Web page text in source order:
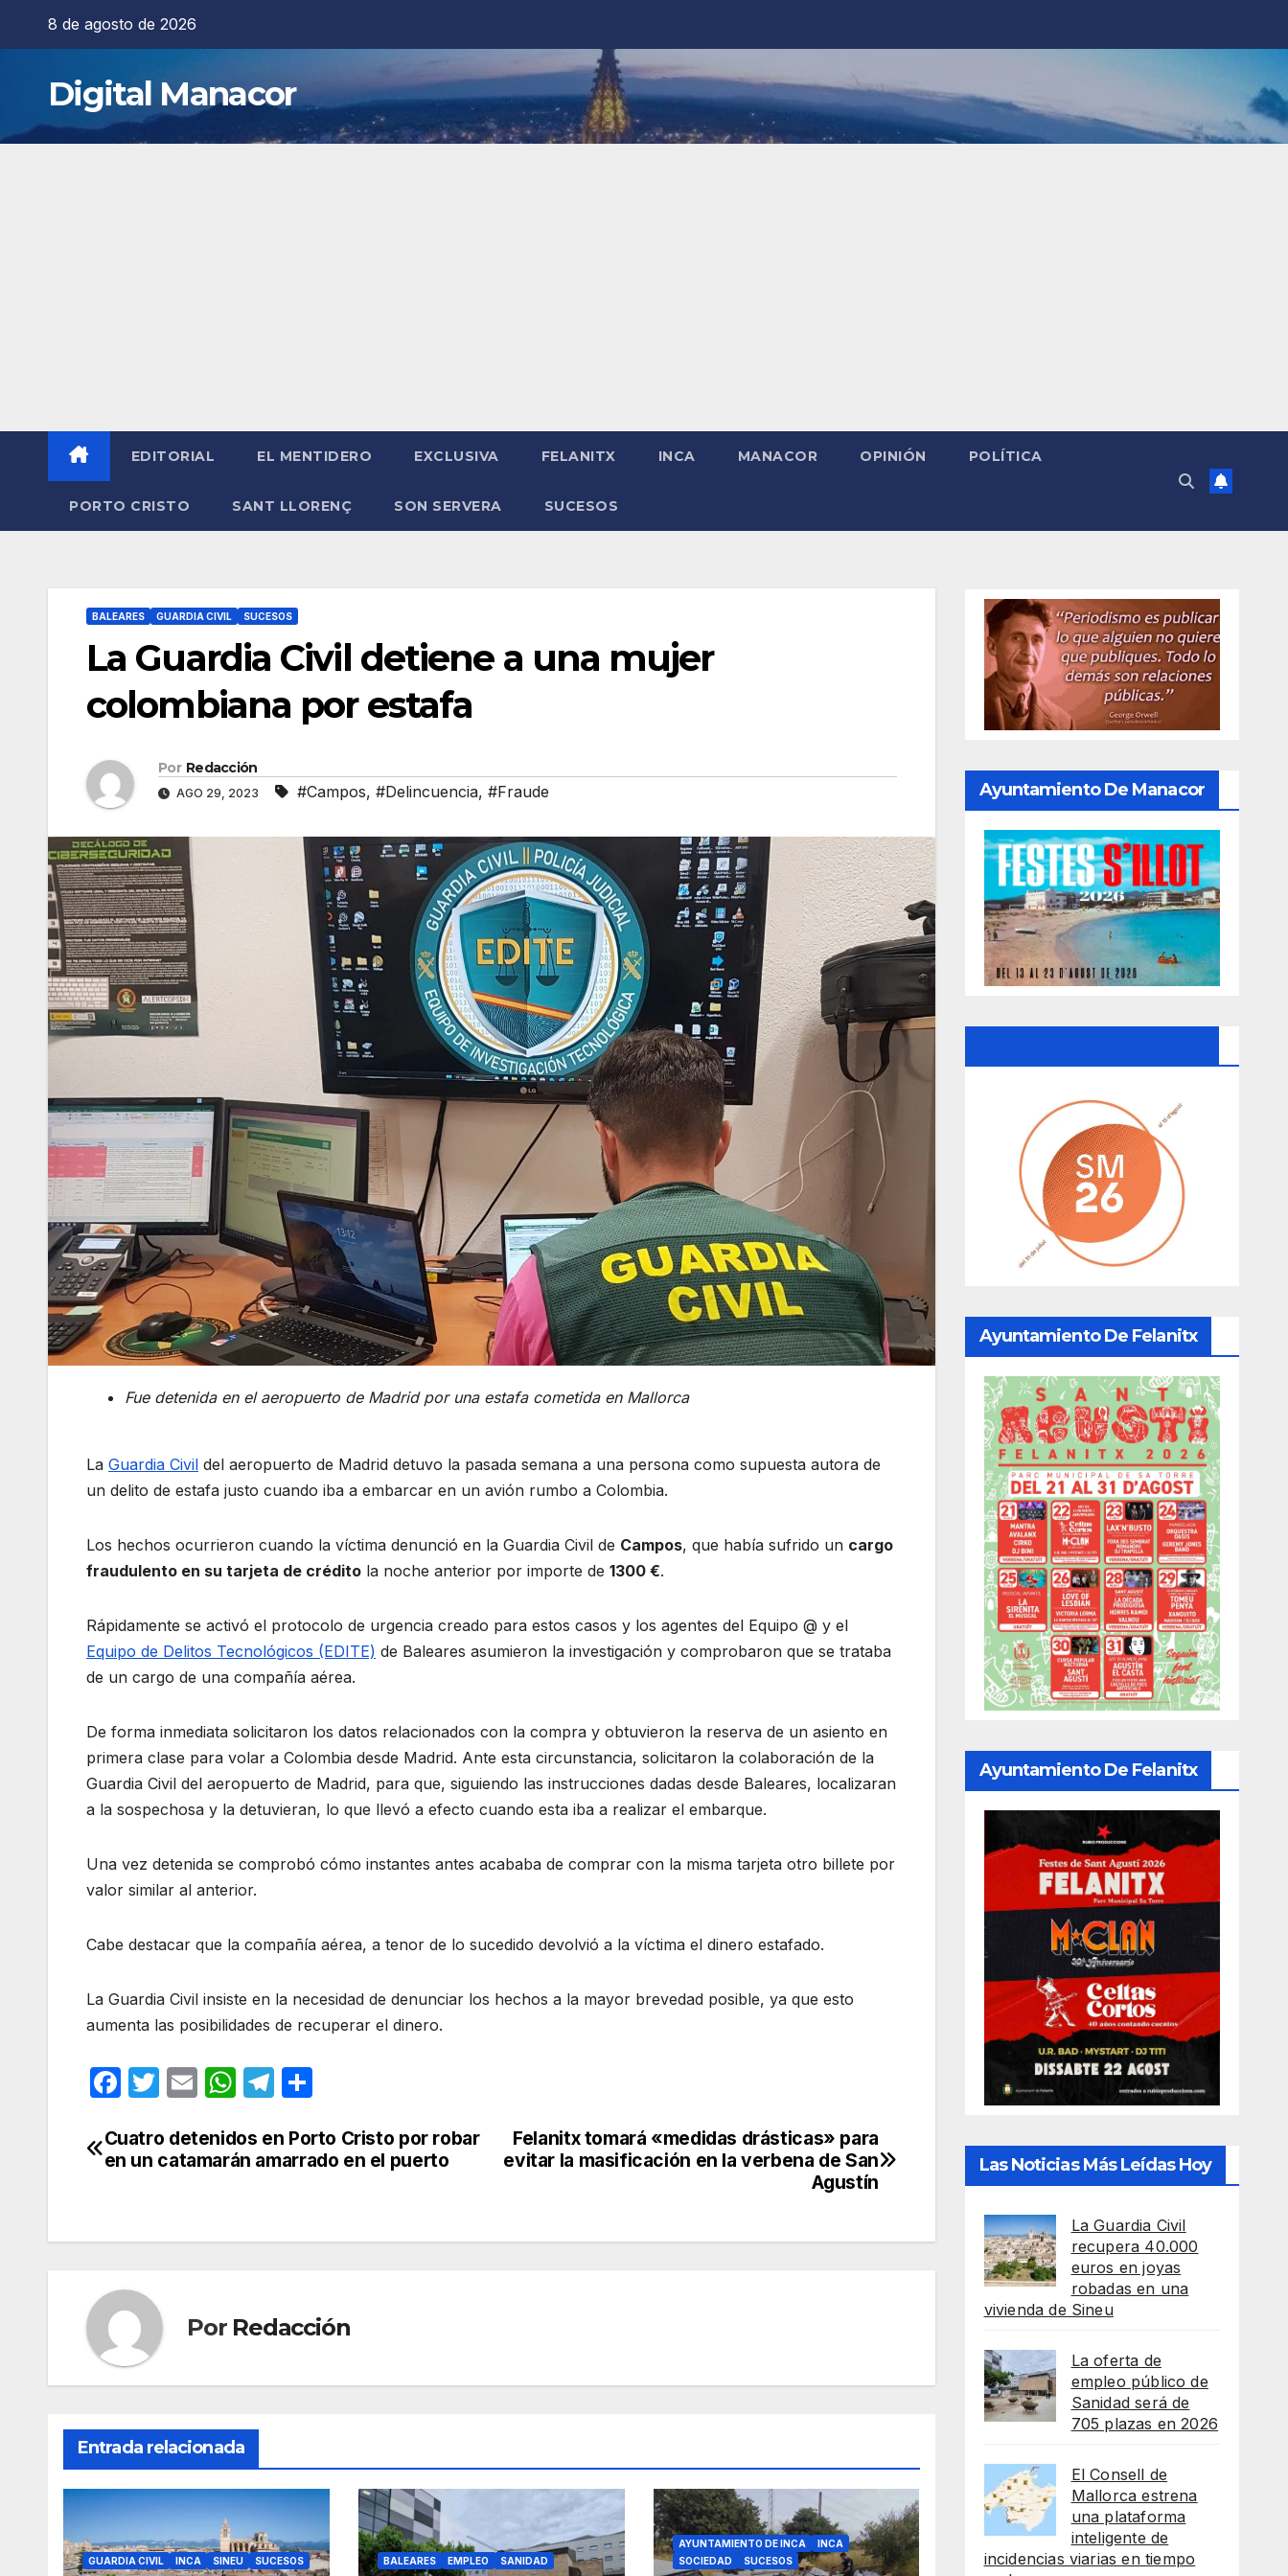
8 de agosto de 2026
Digital Manacor
EDITORIAL EL MENTIDERO EXCLUSIVA FELANITX INCA MANACOR OPINIÓN POLÍTICA
PORTO CRISTO SANT LLORENÇ SON SERVERA SUCESOS
BALEARES GUARDIA CIVIL SUCESOS
La Guardia Civil detiene a una mujer
colombiana por estafa
Por Redacción
AGO 29, 2023 #Campos, #Delincuencia, #Fraude
Fue detenida en el aeropuerto de Madrid por una estafa cometida en Mallorca
La Guardia Civil del aeropuerto de Madrid detuvo la pasada semana a una persona como supuesta autora de
un delito de estafa justo cuando iba a embarcar en un avión rumbo a Colombia.
Los hechos ocurrieron cuando la víctima denunció en la Guardia Civil de Campos, que había sufrido un cargo
fraudulento en su tarjeta de crédito la noche anterior por importe de 1300 €.
Rápidamente se activó el protocolo de urgencia creado para estos casos y los agentes del Equipo @ y el
Equipo de Delitos Tecnológicos (EDITE) de Baleares asumieron la investigación y comprobaron que se trataba
de un cargo de una compañía aérea.
De forma inmediata solicitaron los datos relacionados con la compra y obtuvieron la reserva de un asiento en
primera clase para volar a Colombia desde Madrid. Ante esta circunstancia, solicitaron la colaboración de la
Guardia Civil del aeropuerto de Madrid, para que, siguiendo las instrucciones dadas desde Baleares, localizaran
a la sospechosa y la detuvieran, lo que llevó a efecto cuando esta iba a realizar el embarque.
Una vez detenida se comprobó cómo instantes antes acababa de comprar con la misma tarjeta otro billete por
valor similar al anterior.
Cabe destacar que la compañía aérea, a tenor de lo sucedido devolvió a la víctima el dinero estafado.
La Guardia Civil insiste en la necesidad de denunciar los hechos a la mayor brevedad posible, ya que esto
aumenta las posibilidades de recuperar el dinero.
F
c
e
o
k
T
itt
er
E
ail
W
at
s
p
T
e
gr
m
m
p
tir
Navegación
Felanitx tomará «medidas drásticas» para
evitar la masificación en la verbena de San
Agustín
Cuatro detenidos en Porto Cristo por robar
en un catamarán amarrado en el puerto
Por Redacción
Entrada relacionada
GUARDIA CIVIL INCA SINEU SUCESOS BALEARES EMPLEO SANIDAD
AYUNTAMIENTO DE INCA
INCA
SOCIEDAD
SUCESOS
Ayuntamiento De Manacor
Ayuntamiento De Felanitx
Ayuntamiento De Felanitx
Las Noticias Más Leídas Hoy
La Guardia Civil
recupera 40.000
euros en joyas
robadas en una
vivienda de Sineu
La oferta de
empleo público de
Sanidad será de
705 plazas en 2026
El Consell de
Mallorca estrena
una plataforma
inteligente de
incidencias viarias en tiempo